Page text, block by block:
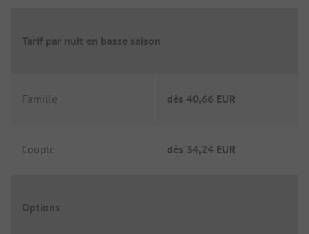
Tarif par nuit en basse saison
Famille dès 40,66 EUR
Couple dès 34,24 EUR
Options